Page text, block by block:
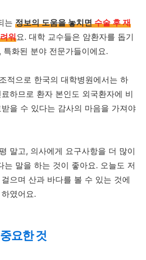
는 정보의 도움을 놓치면수술 후 재
워요. 대학 교수들은 암환자를 돕기
특화된 분야 전문가들이에요.
적으로 한국의 대학병원에서는 하
하므로 환자 본인도 외국환자에 비
을 수 있다는 감사의 마음을 가져야
말고, 의사에게 요구사항을 더 많이
는 말을 하는 것이 좋아요. 오늘도 저
으며 산과 바다를 볼 수 있는 것에
였어요.
요한 것